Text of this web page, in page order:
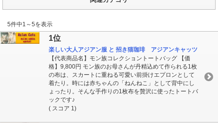
5件中1～5を表示
1位
楽しい大人アジアン服 と 招き猫珈琲 アジアンキャッツ
【代表商品名】モン族コレクショントートバッグ 【価
格】9,800円 モン族のお母さんが丹精込めて作られる1枚
の布は、スカートに重ねる可愛い前掛けエプロンとして
着たり。時には赤ちゃんの「ねんねこ」として背中にし
ょったり。そんな手作りの1枚布を贅沢に使ったトートバ
ックです♪
( スコア 1)